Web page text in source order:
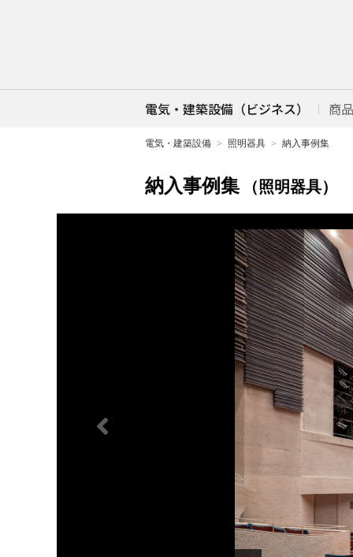
電気・建築設備（ビジネス） 商
電気・建築設備 照明器具 納入事例集
納入事例集 （照明器具）